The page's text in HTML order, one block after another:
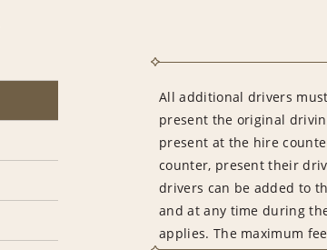
All additional drivers
present the original
present at the hire
counter, present their
drivers can be added to
and at any time during
applies. The maximum